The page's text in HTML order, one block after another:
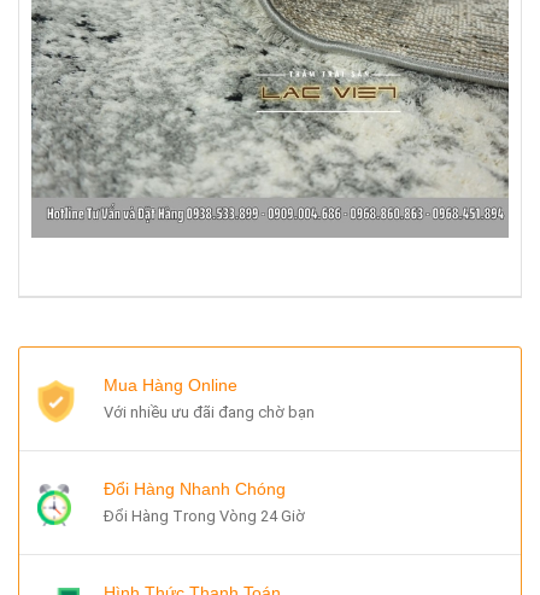
Mua Hàng Online
Với nhiều ưu đãi đang chờ bạn
Đổi Hàng Nhanh Chóng
Đổi Hàng Trong Vòng 24 Giờ